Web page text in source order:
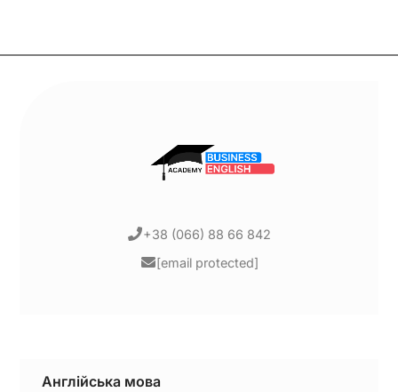
+38 (066) 88 66 842
[email protected]
Англійська мова